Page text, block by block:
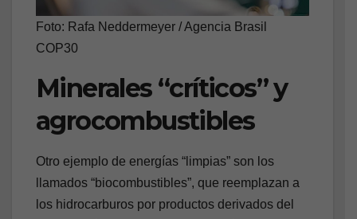
Foto: Rafa Neddermeyer / Agencia Brasil
COP30
Minerales “críticos” y
agrocombustibles
Otro ejemplo de energías “limpias” son los
llamados “biocombustibles”, que reemplazan a
los hidrocarburos por productos derivados del